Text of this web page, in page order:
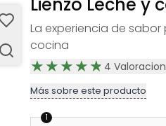
La experiencia de
cocina
4
Más sobre este producto
1